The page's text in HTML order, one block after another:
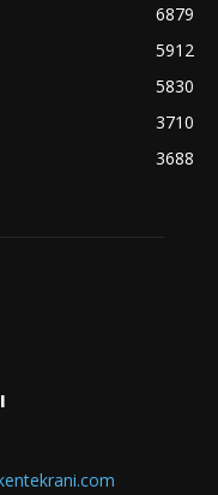
6879
5912
5830
3710
3688